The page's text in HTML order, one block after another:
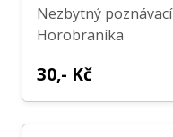
Nezbytný
Horobraníka
30,- Kč